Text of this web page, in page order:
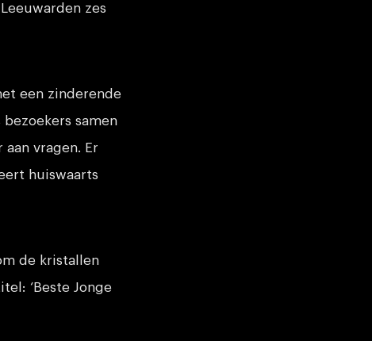
zes
een zinderende
bezoekers samen
vragen. Er
huiswaarts
de kristallen
‘Beste Jonge